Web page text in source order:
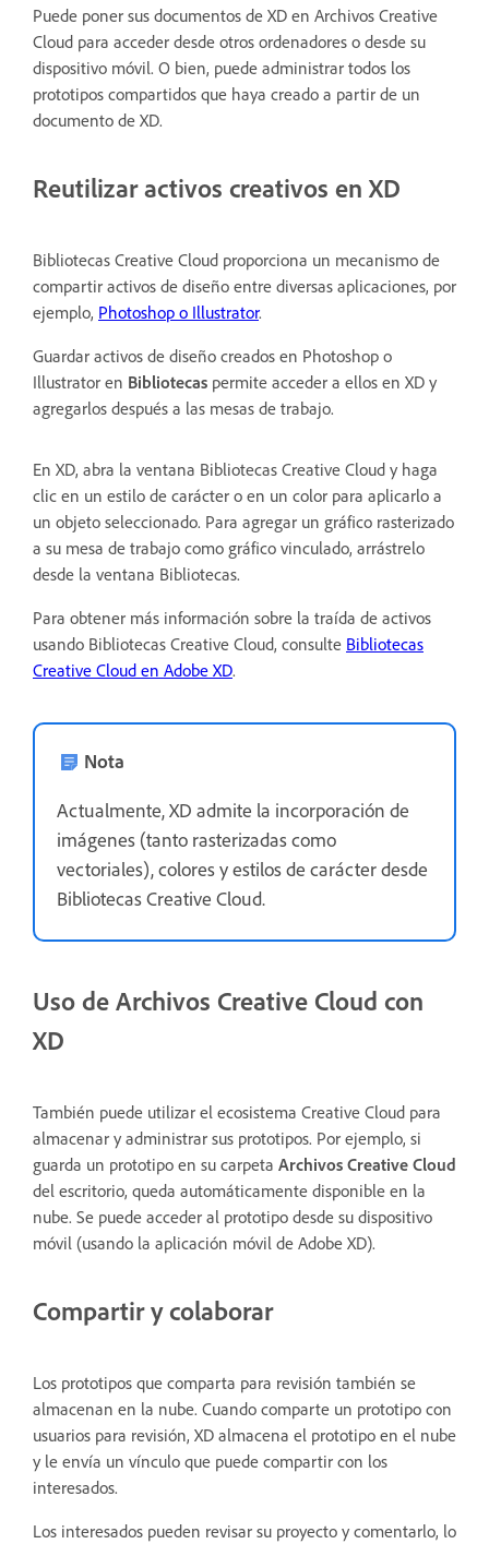
Puede poner sus documentos de XD en Archivos Creative
Cloud para acceder desde otros ordenadores o desde su
dispositivo móvil. O bien, puede administrar todos los
prototipos compartidos que haya creado a partir de un
documento de XD.
Reutilizar activos creativos en XD
Bibliotecas Creative Cloud proporciona un mecanismo de
compartir activos de diseño entre diversas aplicaciones, por
ejemplo, Photoshop o Illustrator.
Guardar activos de diseño creados en Photoshop o
Illustrator en Bibliotecas permite acceder a ellos en XD y
agregarlos después a las mesas de trabajo.
En XD, abra la ventana Bibliotecas Creative Cloud y haga
clic en un estilo de carácter o en un color para aplicarlo a
un objeto seleccionado. Para agregar un gráfico rasterizado
a su mesa de trabajo como gráfico vinculado, arrástrelo
desde la ventana Bibliotecas.
Para obtener más información sobre la traída de activos
usando Bibliotecas Creative Cloud, consulte Bibliotecas
Creative Cloud en Adobe XD.
Nota
Actualmente, XD admite la incorporación de
imágenes (tanto rasterizadas como
vectoriales), colores y estilos de carácter desde
Bibliotecas Creative Cloud.
Uso de Archivos Creative Cloud con
XD
También puede utilizar el ecosistema Creative Cloud para
almacenar y administrar sus prototipos. Por ejemplo, si
guarda un prototipo en su carpeta Archivos Creative Cloud
del escritorio, queda automáticamente disponible en la
nube. Se puede acceder al prototipo desde su dispositivo
móvil (usando la aplicación móvil de Adobe XD).
Compartir y colaborar
Los prototipos que comparta para revisión también se
almacenan en la nube. Cuando comparte un prototipo con
usuarios para revisión, XD almacena el prototipo en el nube
y le envía un vínculo que puede compartir con los
interesados.
Los interesados pueden revisar su proyecto y comentarlo, lo